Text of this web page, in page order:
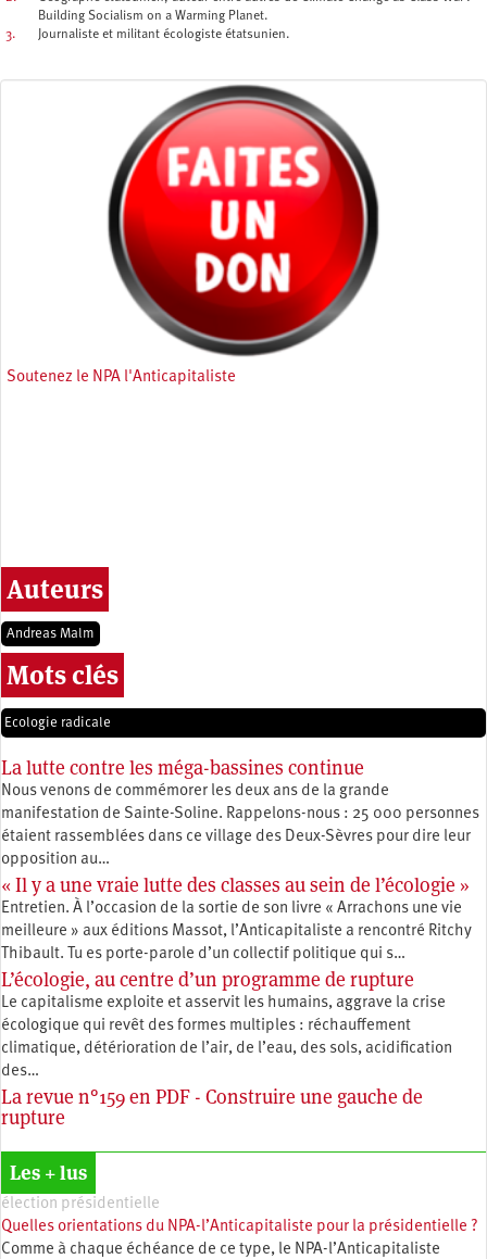
Building Socialism on a Warming Planet.
3.
Journaliste et militant écologiste étatsunien.
Soutenez le NPA l'Anticapitaliste
Auteurs
Andreas Malm
Mots clés
Ecologie radicale
La lutte contre les méga-bassines continue
Nous venons de commémorer les deux ans de la grande
manifestation de Sainte-Soline. Rappelons-nous : 25 000 personnes
étaient rassemblées dans ce village des Deux-Sèvres pour dire leur
opposition au…
« Il y a une vraie lutte des classes au sein de l’écologie »
Entretien. À l’occasion de la sortie de son livre « Arrachons une vie
meilleure » aux éditions Massot, l’Anticapitaliste a rencontré Ritchy
Thibault. Tu es porte-parole d’un collectif politique qui s…
L’écologie, au centre d’un programme de rupture
Le capitalisme exploite et asservit les humains, aggrave la crise
écologique qui revêt des formes multiples : réchauffement
climatique, détérioration de l’air, de l’eau, des sols, acidification
des…
La revue n°159 en PDF - Construire une gauche de
rupture
Les + lus
élection présidentielle
Quelles orientations du NPA-l’Anticapitaliste pour la présidentielle ?
Comme à chaque échéance de ce type, le NPA-l’Anticapitaliste